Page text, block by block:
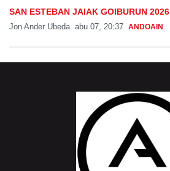
SAN ESTEBAN JAIAK GOIBURUN 2026
Jon Ander Ubeda abu 07, 20:37 ANDOAIN